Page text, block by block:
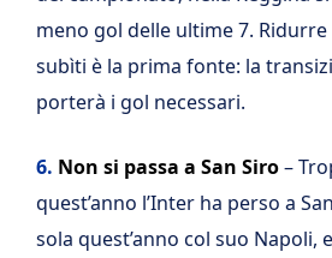
meno gol delle ultime 7.
subìti è la prima fonte: la
porterà i gol necessari.
6. Non si passa a San Siro–
quest’anno l’Inter ha perso a
sola quest’anno col suo Napoli,